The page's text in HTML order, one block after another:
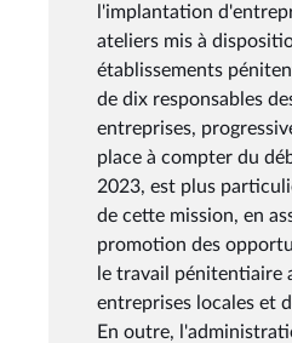
l'implantation
ateliers mis à
établissements
de dix responsables
entreprises,
place à compter du
2023, est plus
de cette mission, en
promotion des
le travail pénitentiaire
entreprises locales et
En outre,